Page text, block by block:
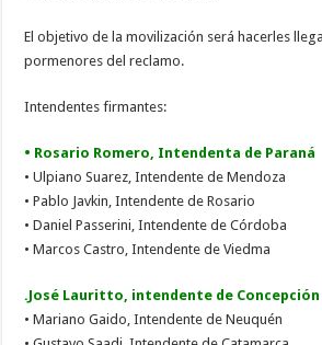
El objetivo de la movilización será hacerles
pormenores del reclamo.
Intendentes firmantes:
• Rosario Romero, Intendenta de Paraná
• Ulpiano Suarez, Intendente de Mendoza
• Pablo Javkin, Intendente de Rosario
• Daniel Passerini, Intendente de Córdoba
• Marcos Castro, Intendente de Viedma
.José Lauritto, intendente de Concepción
• Mariano Gaido, Intendente de Neuquén